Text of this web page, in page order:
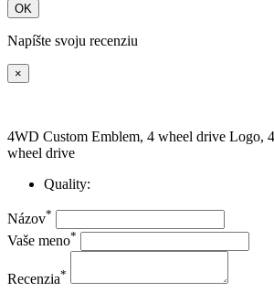
OK
Napíšte svoju recenziu
×
4WD Custom Emblem, 4 wheel drive Logo,
wheel drive
Quality:
Názov*
Vaše meno*
Recenzia*